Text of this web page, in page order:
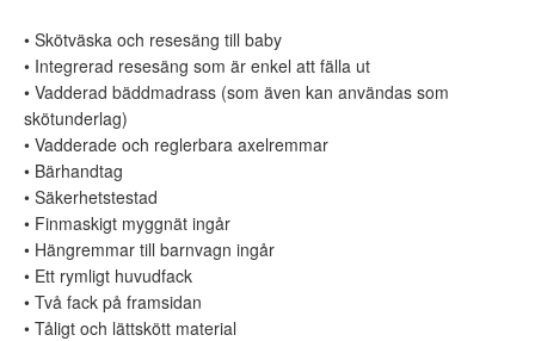
• Skötväska och resesäng till baby
• Integrerad resesäng som är enkel att fälla ut
• Vadderad bäddmadrass (som även kan användas som
skötunderlag)
• Vadderade och reglerbara axelremmar
• Bärhandtag
• Säkerhetstestad
• Finmaskigt myggnät ingår
• Hängremmar till barnvagn ingår
• Ett rymligt huvudfack
• Två fack på framsidan
• Tåligt och lättskött material